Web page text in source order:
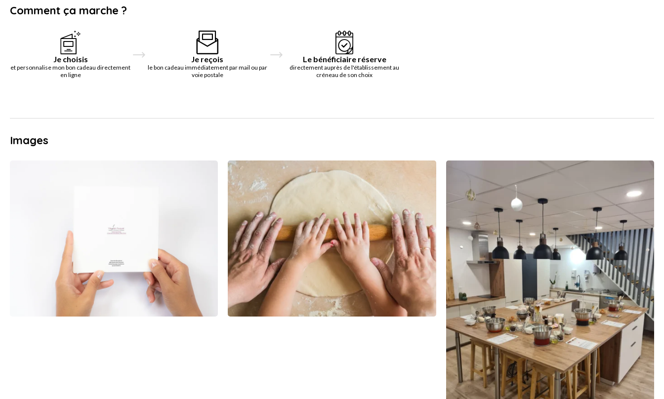
Comment ça marche ?
Je choisis
et personnalise mon bon cadeau directement
en ligne
Je reçois
le bon cadeau immédiatement par mail ou par
voie postale
Le bénéficiaire réserve
directement auprès de l'établissement au
créneau de son choix
Images